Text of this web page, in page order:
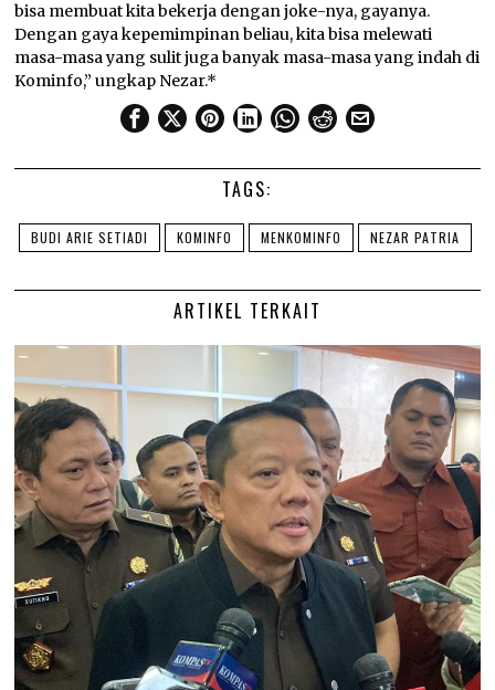
bisa membuat kita bekerja dengan joke-nya, gayanya.
Dengan gaya kepemimpinan beliau, kita bisa melewati
masa-masa yang sulit juga banyak masa-masa yang indah di
Kominfo,” ungkap Nezar.*
TAGS:
BUDI ARIE SETIADI KOMINFO MENKOMINFO NEZAR PATRIA
ARTIKEL TERKAIT